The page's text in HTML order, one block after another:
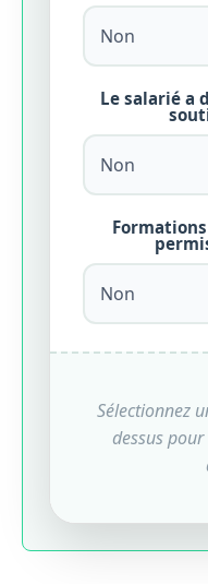
Le salarié a
Sélectionnez
dessus